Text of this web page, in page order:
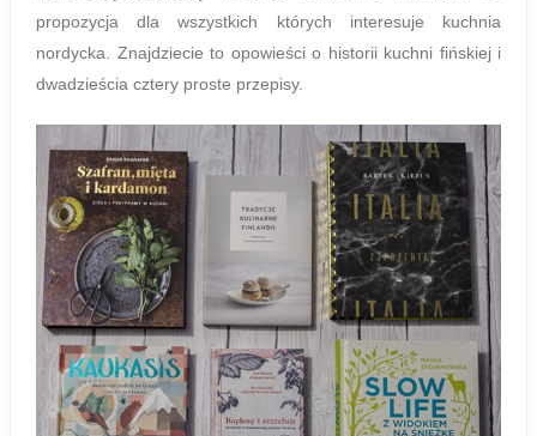
propozycja dla wszystkich których interesuje kuchnia
nordycka. Znajdziecie to opowieści o historii kuchni fińskiej i
dwadzieścia cztery proste przepisy.